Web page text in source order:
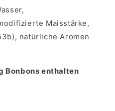
Maisstärke,
natürliche Aromen
Bonbons enthalten